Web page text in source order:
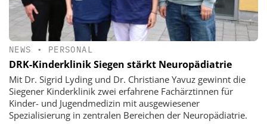
NEWS • PERSONAL
DRK-Kinderklinik Siegen stärkt Neuropädiatrie
Mit Dr. Sigrid Lyding und Dr. Christiane Yavuz gewinnt die
Siegener Kinderklinik zwei erfahrene Fachärztinnen für
Kinder- und Jugendmedizin mit ausgewiesener
Spezialisierung in zentralen Bereichen der Neuropädiatrie.